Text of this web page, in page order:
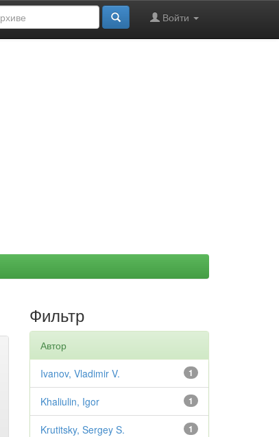
Войти
Фильтр
Автор
1
Ivanov, Vladimir V.
1
Khaliulin, Igor
1
Krutitsky, Sergey S.